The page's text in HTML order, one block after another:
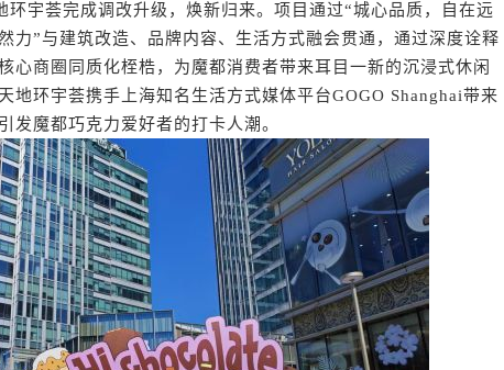
宇荟完成调改升级，焕新归来。项目通过“城心品质，自在远
力”与建筑改造、品牌内容、生活方式融会贯通，通过深度诠释
心商圈同质化桎梏，为魔都消费者带来耳目一新的沉浸式休闲
地环宇荟携手上海知名生活方式媒体平台GOGO Shanghai带来
发魔都巧克力爱好者的打卡人潮。